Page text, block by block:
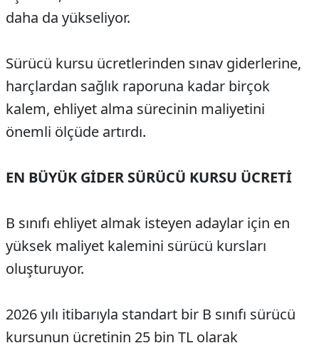
daha da yükseliyor.
Sürücü kursu ücretlerinden sınav giderlerine,
harçlardan sağlık raporuna kadar birçok
kalem, ehliyet alma sürecinin maliyetini
önemli ölçüde artırdı.
EN BÜYÜK GİDER SÜRÜCÜ KURSU ÜCRETİ
B sınıfı ehliyet almak isteyen adaylar için en
yüksek maliyet kalemini sürücü kursları
oluşturuyor.
2026 yılı itibarıyla standart bir B sınıfı sürücü
kursunun ücretinin 25 bin TL olarak